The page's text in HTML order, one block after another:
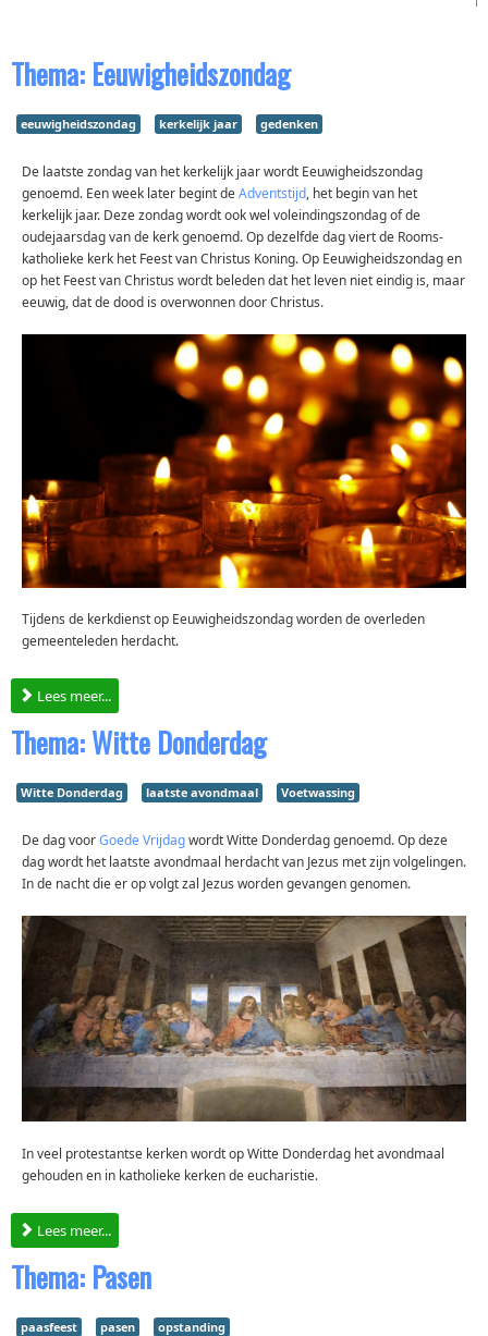
Thema: Eeuwigheidszondag
eeuwigheidszondag kerkelijk jaar gedenken
De laatste zondag van het kerkelijk jaar wordt Eeuwigheidszondag
genoemd. Een week later begint deAdventstijd, het begin van het
kerkelijk jaar. Deze zondag wordt ook wel voleindingszondag of de
oudejaarsdag van de kerk genoemd. Op dezelfde dag viert de Rooms-
katholieke kerk het Feest van Christus Koning. Op Eeuwigheidszondag en
op het Feest van Christus wordt beleden dat het leven niet eindig is, maar
eeuwig, dat de dood is overwonnen door Christus.
Tijdens de kerkdienst op Eeuwigheidszondag worden de overleden
gemeenteleden herdacht.
Lees meer...
Thema: Witte Donderdag
Witte Donderdag laatste avondmaal Voetwassing
De dag voorGoede Vrijdagwordt Witte Donderdag genoemd. Op deze
dag wordt het laatste avondmaal herdacht van Jezus met zijn volgelingen.
In de nacht die er op volgt zal Jezus worden gevangen genomen.
In veel protestantse kerken wordt op Witte Donderdag het avondmaal
gehouden en in katholieke kerken de eucharistie.
Lees meer...
Thema: Pasen
paasfeest pasen opstanding